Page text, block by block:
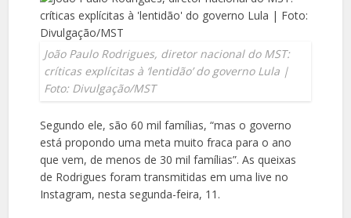
João Paulo Rodrigues, diretor nacional do MST:
críticas explícitas à ‘lentidão’ do governo Lula |
Foto: Divulgação/MST
Segundo ele, são 60 mil famílias, “mas o governo
está propondo uma meta muito fraca para o ano
que vem, de menos de 30 mil famílias”. As queixas
de Rodrigues foram transmitidas em uma live no
Instagram, nesta segunda-feira, 11.